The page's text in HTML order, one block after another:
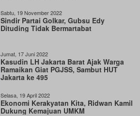
Sabtu, 19 November 2022
Sindir Partai Golkar, Gubsu Edy
Dituding Tidak Bermartabat
Jumat, 17 Juni 2022
Kasudin LH Jakarta Barat Ajak Warga
Ramaikan Giat PGJSS, Sambut HUT
Jakarta ke 495
Selasa, 19 April 2022
Ekonomi Kerakyatan Kita, Ridwan Kamil
Dukung Kemajuan UMKM